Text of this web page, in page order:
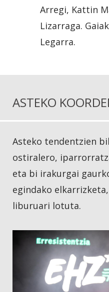
Arregi, Kattin
Lizarraga.
Legarra.
ASTEKO
Asteko tendentzien
ostiralero,
eta bi irakurgai
egindako
liburuari lotuta.